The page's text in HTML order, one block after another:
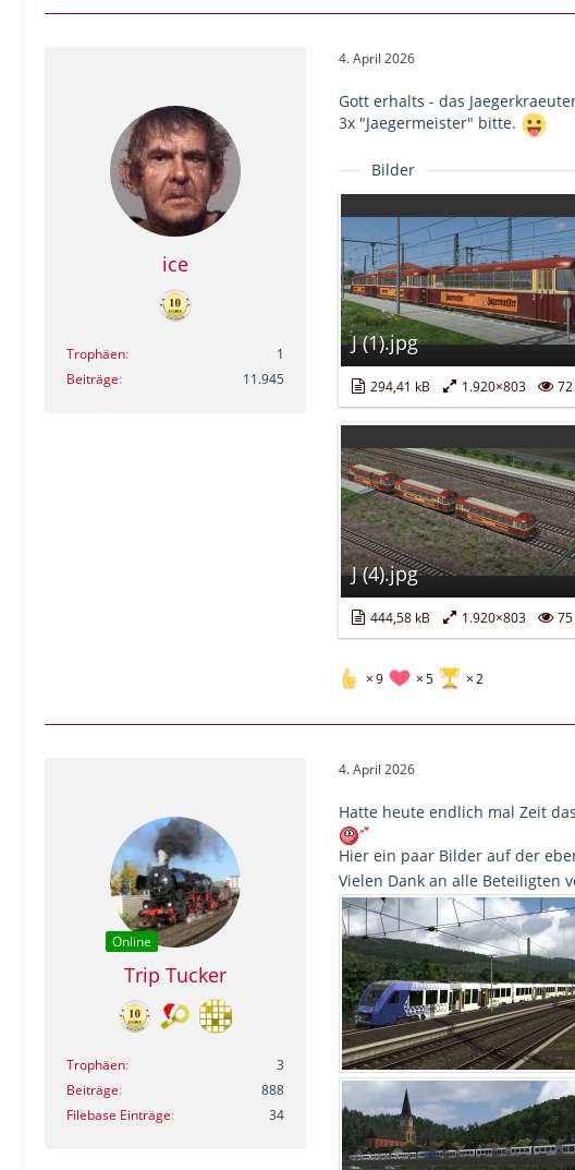
ice
Trophäen
1
Beiträge
11.945
4. April 2026
Gott erhalts - das
3x "Jaegermeister" bitte.
Bilder
J (1).jpg
294,41 kB 1.920×803 72
J (4).jpg
444,58 kB 1.920×803 75
9 5 2
Online
Trip Tucker
Trophäen
3
Beiträge
888
Filebase Einträge
34
4. April 2026
Hatte heute endlich mal Zeit das
Hier ein paar Bilder auf der
Vielen Dank an alle Beteiligten